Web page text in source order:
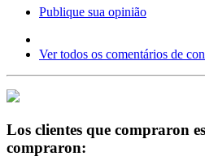
Publique sua opinião
Ver todos os comentários de
Los clientes que compraron
compraron: